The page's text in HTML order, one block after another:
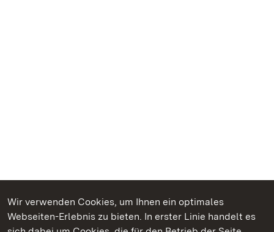
Wir verwenden Cookies, um Ihnen ein optimales
Webseiten-Erlebnis zu bieten. In erster Linie handelt es
Kommen. Staunen. Genießen.